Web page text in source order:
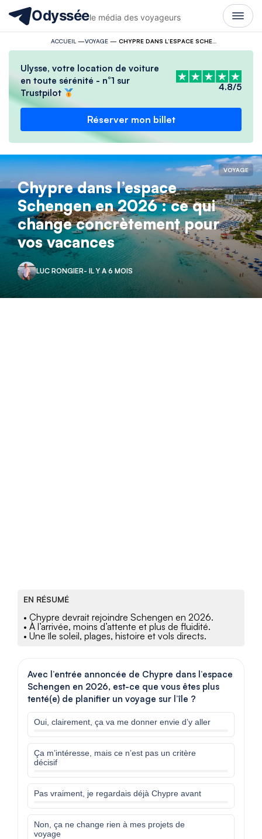
Odysséele média des voyageurs
ACCUEIL —VOYAGE— CHYPRE DANS L’ESPACE SCHENGEN EN 2026 : CE QUI CHANGE CONCRÈTEMENT POUR VOS VACANCES
Ulysse, votre location de voiture
en toute sérénité - n°1 sur
Trustpilot
4.8/5
Réserver mon billet
VOYAGE
Chypre dans l’espace
Schengen en 2026 : ce qui
change concrètement pour
vos vacances
LUC RONGIER- IL Y A 6 MOIS
EN RÉSUMÉ
• Chypre devrait rejoindre Schengen en 2026.
• À l’arrivée, moins d’attente et plus de fluidité.
• Une île soleil, plages, histoire et vols directs.
Avec l’entrée annoncée de Chypre dans l’espace
Schengen en 2026, est-ce que vous êtes plus
tenté(e) de planifier un voyage sur l’île ?
Oui, clairement, ça va me donner envie d’y aller
Ça m’intéresse, mais ce n’est pas un critère
décisif
Pas vraiment, je regardais déjà Chypre avant
Non, ça ne change rien à mes projets de
voyage